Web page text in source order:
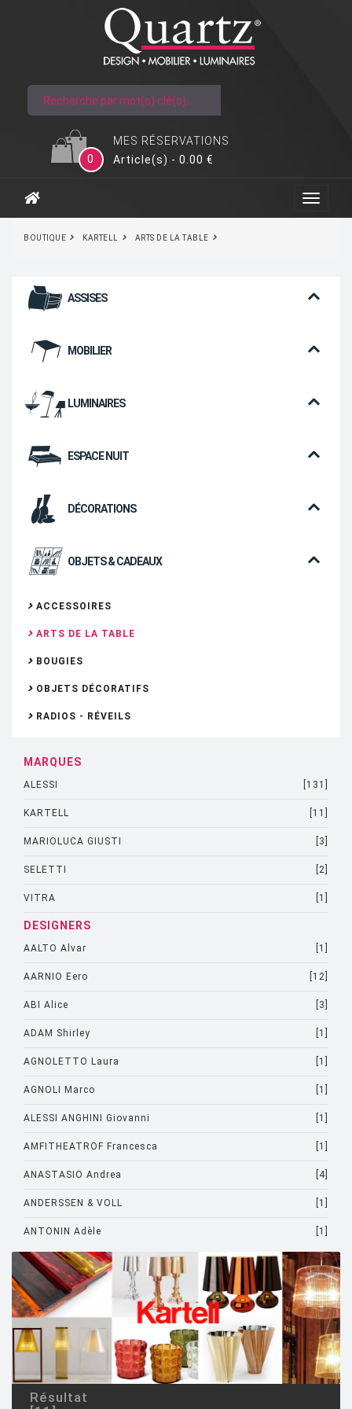
MES RÉSERVATIONS
0
Article(s) - 0.00 €
BOUTIQUE KARTELL ARTS DE LA TABLE
ASSISES
MOBILIER
LUMINAIRES
ESPACE NUIT
DÉCORATIONS
OBJETS & CADEAUX
ACCESSOIRES
ARTS DE LA TABLE
BOUGIES
OBJETS DÉCORATIFS
RADIOS - RÉVEILS
MARQUES
ALESSI [131]
KARTELL [11]
MARIOLUCA GIUSTI [3]
SELETTI [2]
VITRA [1]
DESIGNERS
AALTO Alvar [1]
AARNIO Eero [12]
ABI Alice [3]
ADAM Shirley [1]
AGNOLETTO Laura [1]
AGNOLI Marco [1]
ALESSI ANGHINI Giovanni [1]
AMFITHEATROF Francesca [1]
ANASTASIO Andrea [4]
ANDERSSEN & VOLL [1]
ANTONIN Adèle [1]
ARAD Ron [10]
ARCHIRIVOLTO [1]
ASTI Sergio [1]
ASTORI Miki [1]
AULENTI Gae [4]
AULENTI GAE / CASTIGLIONI PIERO
Résultat